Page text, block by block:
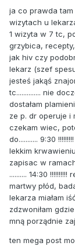
ja co prawda tam
wizytach u
1 wizyta w 7 tc,
grzybica,
jak hiv czy
lekarz (szef
jesteś jakąś
tc.............. nie
dostałam
ze p. dr operuje i
czekam wiec,
do........... 9:30
lekkim
zapisac w
.......... 14:30
martwy płód,
lekarza miałam
zdzwoniłam
mną porządnie
ten mega post